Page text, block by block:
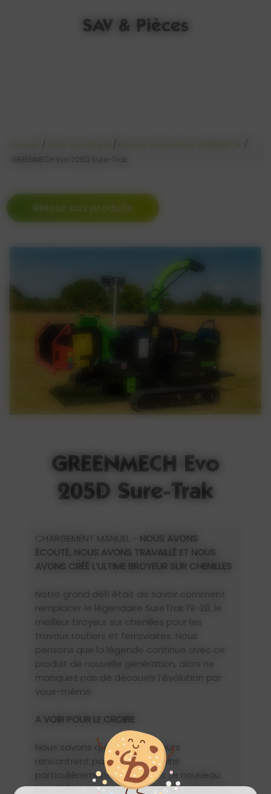
SAV & Pièces
/ / /
GREENMECH Evo 205D Sure-Trak
Retour aux produits
GREENMECH Evo
205D Sure-Trak
CHARGEMENT MANUEL - NOUS AVONS
ÉCOUTÉ, NOUS AVONS TRAVAILLÉ ET NOUS
AVONS CRÉÉ L’ULTIME BROYEUR SUR CHENILLES
Notre grand défi était de savoir comment
remplacer le légendaire SureTrak 19-28, le
meilleur broyeur sur chenilles pour les
travaux routiers et ferroviaires. Nous
pensons que la légende continue avec ce
produit de nouvelle génération, alors ne
manquez pas de découvrir l’évolution par
vous-même.
A VOIR POUR LE CROIRE
Nous savons que les opérateurs
rencontrent parfois des terrains
particulièrement accidentés. Le nouveau
EVO 205DT SURE-Trak permet de relever ce